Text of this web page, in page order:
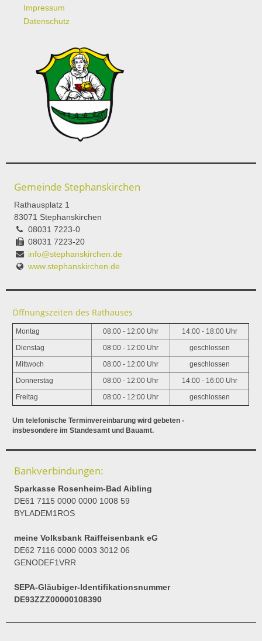
Impressum
Datenschutz
Gemeinde Stephanskirchen
Rathausplatz 1
83071 Stephanskirchen
08031 7223-0
08031 7223-20
info@stephanskirchen.de
www.stephanskirchen.de
Öffnungszeiten des Rathauses
Montag 08:00 - 12:00 Uhr 14:00 - 18:00 Uhr
Dienstag 08:00 - 12:00 Uhr geschlossen
Mittwoch 08:00 - 12:00 Uhr geschlossen
Donnerstag 08:00 - 12:00 Uhr 14:00 - 16:00 Uhr
Freitag 08:00 - 12:00 Uhr geschlossen
Um telefonische Terminvereinbarung wird gebeten -
insbesondere im Standesamt und Bauamt.
Bankverbindungen:
Sparkasse Rosenheim-Bad Aibling
DE61 7115 0000 0000 1008 59
BYLADEM1ROS
meine Volksbank Raiffeisenbank eG
DE62 7116 0000 0003 3012 06
GENODEF1VRR
SEPA-Gläubiger-Identifikationsnummer
DE93ZZZ00000108390